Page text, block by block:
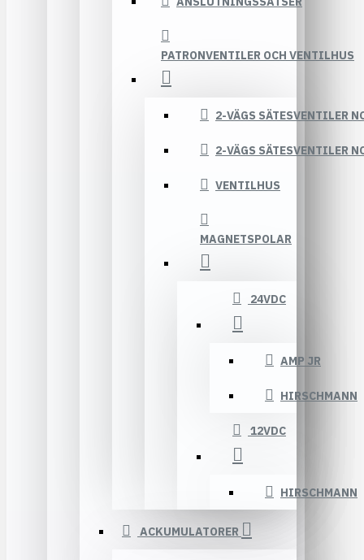
PATRONVENTILER OCH VENTILHUS
2-VÄGS SÄTESVENTILER
2-VÄGS SÄTESVENTILER
VENTILHUS
MAGNETSPOLAR
24VDC
AMP JR
HIRSCHMANN
12VDC
HIRSCHMANN
ACKUMULATORER